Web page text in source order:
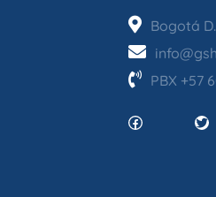
Bogotá
PBX +57
Facebook